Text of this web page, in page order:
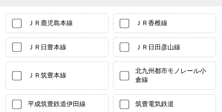
ＪＲ鹿児島本線 ＪＲ香椎線
ＪＲ日豊本線 ＪＲ日田彦山線
ＪＲ筑豊本線
北九州都市モノレール小
倉線
平成筑豊鉄道伊田線 筑豊電気鉄道